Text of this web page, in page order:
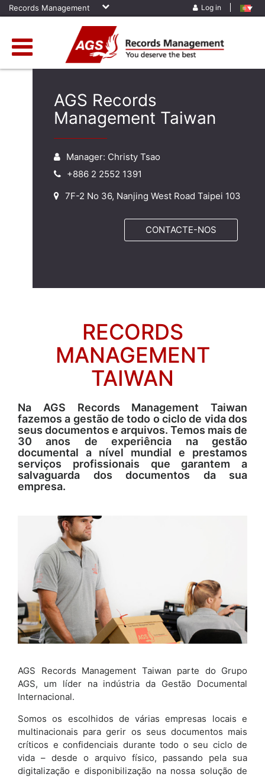
Records Management Log in
AGS Records
Management Taiwan
Manager: Christy Tsao
+886 2 2552 1391
7F-2 No 36, Nanjing West Road Taipei 103
CONTACTE-NOS
RECORDS
MANAGEMENT
TAIWAN
Na AGS Records Management Taiwan
fazemos a gestão de todo o ciclo de vida dos
seus documentos e arquivos. Temos mais de
30 anos de experiência na gestão
documental a nível mundial e prestamos
serviços profissionais que garantem a
salvaguarda dos documentos da sua
empresa.
AGS Records Management Taiwan parte do Grupo
AGS, um líder na indústria da Gestão Documental
Internacional.
Somos os escolhidos de várias empresas locais e
multinacionais para gerir os seus documentos mais
críticos e confidenciais durante todo o seu ciclo de
vida – desde o arquivo físico, passando pela sua
digitalização e disponibilização na nossa solução de